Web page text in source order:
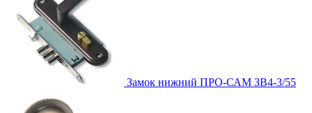
Замок нижний ПРО-САМ ЗВ4-3/55